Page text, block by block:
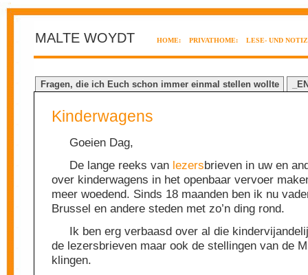
MALTE WOYDT HOME: PRIVATHOME: LESE- UND
Fragen, die ich Euch schon immer einmal stellen wollte
Kinderwagens
Goeien Dag,
De lange reeks van lezersbrieven in uw en
over kinderwagens in het openbaar vervoer
meer woedend. Sinds 18 maanden ben ik nu
Brussel en andere steden met zo’n ding rond.
Ik ben erg verbaasd over al die
de lezersbrieven maar ook de stellingen van de
klingen.